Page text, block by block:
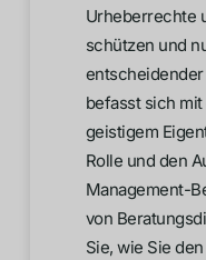
Urheberrechte
schützen und
befasst sich
geistigem
Rolle und den
Management-
von
Sie, wie Sie